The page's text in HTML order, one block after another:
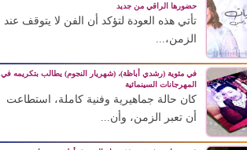
حضورها الراقي من جديد
تأتي هذه العودة لتؤكد أن الفن لا يتوقف عند
الزمن،...
في مئوية (رشدي أباظة)، (شهريار النجوم) يطالب بتكريمه في
المهرجانات السينمائية
كان حالة جماهيرية وفنية كاملة، استطاعت
أن تعبر الزمن، وأن...